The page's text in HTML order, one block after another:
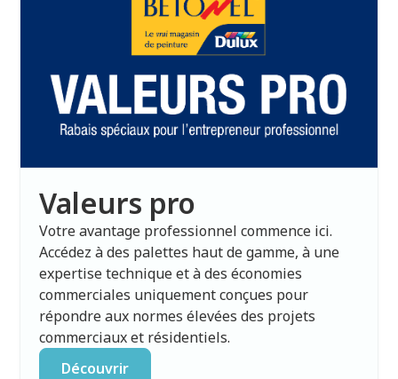
Valeurs pro
Votre avantage professionnel commence ici.
Accédez à des palettes haut de gamme, à une
expertise technique et à des économies
commerciales uniquement conçues pour
répondre aux normes élevées des projets
commerciaux et résidentiels.
Découvrir